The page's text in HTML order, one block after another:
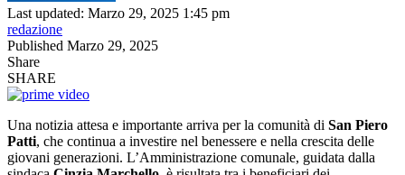
Last updated: Marzo 29, 2025 1:45 pm
redazione
Published Marzo 29, 2025
Share
SHARE
Una notizia attesa e importante arriva per la comunità di San Piero
Patti, che continua a investire nel benessere e nella crescita delle
giovani generazioni. L’Amministrazione comunale, guidata dalla